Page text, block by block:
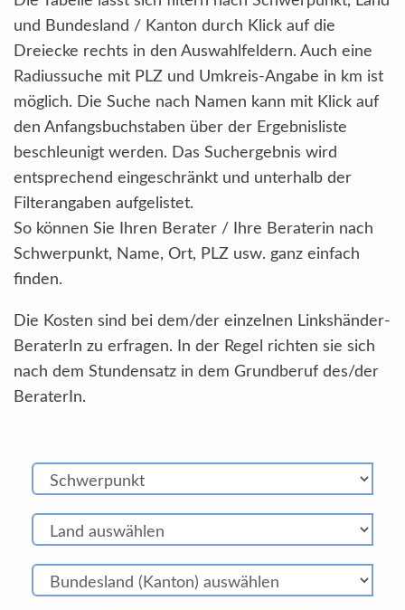
und Bundesland / Kanton durch Klick auf die
Dreiecke rechts in den Auswahlfeldern. Auch eine
Radiussuche mit PLZ und Umkreis-Angabe in km ist
möglich. Die Suche nach Namen kann mit Klick auf
den Anfangsbuchstaben über der Ergebnisliste
beschleunigt werden. Das Suchergebnis wird
entsprechend eingeschränkt und unterhalb der
Filterangaben aufgelistet.
So können Sie Ihren Berater / Ihre Beraterin nach
Schwerpunkt, Name, Ort, PLZ usw. ganz einfach
finden.
Die Kosten sind bei dem/der einzelnen Linkshänder-
BeraterIn zu erfragen. In der Regel richten sie sich
nach dem Stundensatz in dem Grundberuf des/der
BeraterIn.